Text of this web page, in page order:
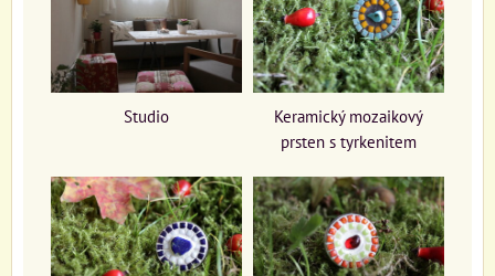
Studio
Keramický mozaikový
prsten s tyrkenitem